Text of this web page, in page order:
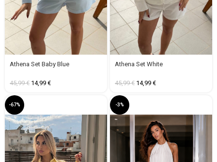
Athena Set Baby Blue
45,99€ 14,99 €
Athena Set White
45,99€ 14,99 €
-67% -3%